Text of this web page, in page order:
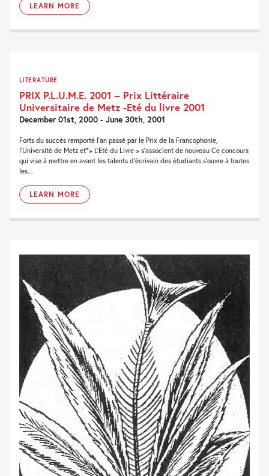
LEARN MORE
LITERATURE
PRIX P.L.U.M.E. 2001 – Prix Littéraire
Universitaire de Metz -Eté du livre 2001
December 01st, 2000 - June 30th, 2001
Forts du succès remporté l'an passé par le Prix de la Francophonie,
l'Université de Metz et*» L'Eté du Livre » s'associent de nouveau Ce concours
qui vise à mettre en avant les talents d'écrivain des étudiants s'ouvre à toutes
les...
LEARN MORE